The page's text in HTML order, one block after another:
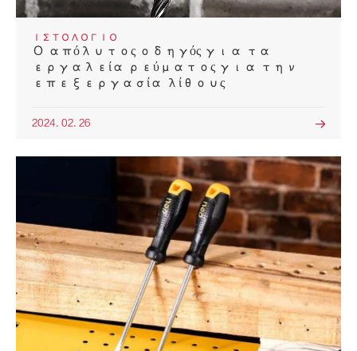
ΙΣΤΟΛΌΓΙΟ
Ο απόλυτος οδηγός για τα
εργαλεία ρεύματος για την
επεξεργασία λίθους
2024. 02. 26 